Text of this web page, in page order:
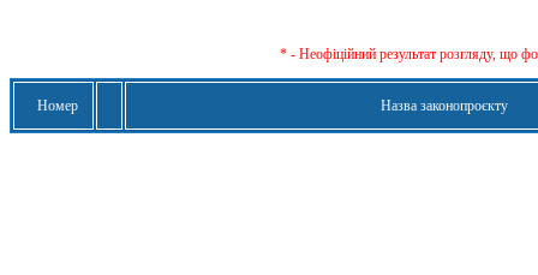
* - Неофіційний результат розгляду, що
Номер Назва законопроєкту